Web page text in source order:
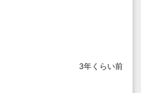
3年くらい前